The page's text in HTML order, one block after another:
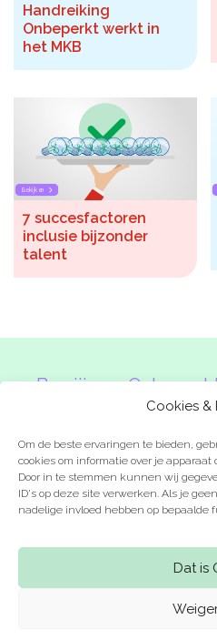
Cookies &
Om de beste ervaringen te bieden,
cookies om informatie over je
Door in te stemmen kunnen wij
ID's op deze site verwerken. Als je
nadelige invloed hebben op bepaalde
Dat is
Handreiking
Onbeperkt werkt in
het MKB
Bekijken
7 succesfactoren
inclusie bijzonder
talent
Ben jij een
Laat je inspireren